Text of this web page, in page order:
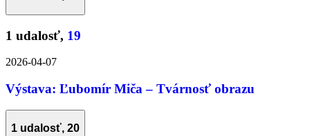
1 udalosť, 19
2026-04-07
Výstava: Ľubomír Miča – Tvárnosť obrazu
1 udalosť, 20